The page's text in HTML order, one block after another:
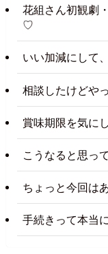
花組さん初観劇
♡
いい加減にして
相談したけどや
賞味期限を気に
こうなると思っ
ちょっと今回は
手続きって本当